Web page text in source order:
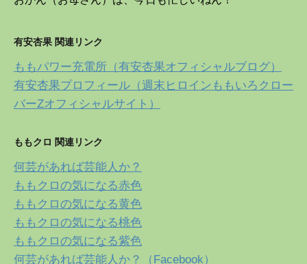
有安杏果 関連リンク
ももパワー充電所（有安杏果オフィシャルブログ）
有安杏果プロフィール（週末ヒロインももいろクロー
バーZオフィシャルサイト）
ももクロ 関連リンク
何芸があれば芸能人か？
ももクロの気になる赤色
ももクロの気になる黄色
ももクロの気になる桃色
ももクロの気になる紫色
何芸があれば芸能人か？（Facebook）